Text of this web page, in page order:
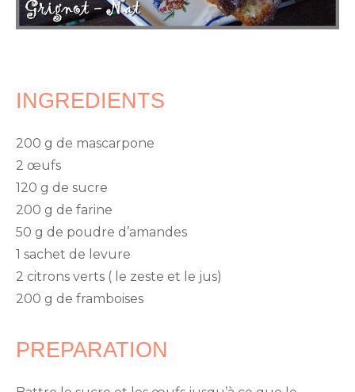
INGREDIENTS
200 g de mascarpone
2 œufs
120 g de sucre
200 g de farine
50 g de poudre d’amandes
1 sachet de levure
2 citrons verts ( le zeste et le jus)
200 g de framboises
PREPARATION